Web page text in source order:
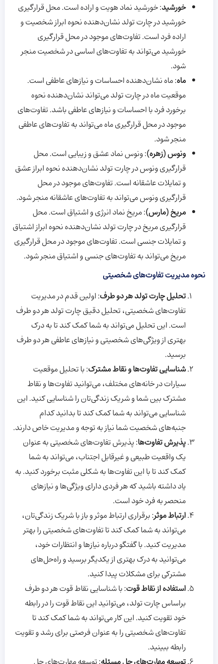
خورشید: خورشید نماد هویت و اراده است. محل قرارگیری
خورشید در چارت تولد نشان‌دهنده نحوه ابراز شخصیت و
اراده فرد است. تفاوت‌های موجود در محل قرارگیری
خورشید می‌تواند به تفاوت‌های اساسی در شخصیت منجر
شود.
ماه: ماه نشان‌دهنده احساسات و نیازهای عاطفی است.
موقعیت ماه در چارت تولد می‌تواند نشان‌دهنده نحوه
برخورد فرد با احساسات و نیازهای عاطفی باشد. تفاوت‌های
موجود در محل قرارگیری ماه می‌تواند به تفاوت‌های عاطفی
منجر شود.
ونوس (زهره): ونوس نماد عشق و زیبایی است. محل
قرارگیری ونوس در چارت تولد نشان‌دهنده نحوه ابراز عشق
و تمایلات عاشقانه است. تفاوت‌های موجود در محل
قرارگیری ونوس می‌تواند به تفاوت‌های عاشقانه منجر شود.
مریخ (مارس): مریخ نماد انرژی و اشتیاق است. محل
قرارگیری مریخ در چارت تولد نشان‌دهنده نحوه ابراز اشتیاق
و تمایلات جنسی است. تفاوت‌های موجود در محل قرارگیری
مریخ می‌تواند به تفاوت‌های جنسی و اشتیاق منجر شود.
نحوه مدیریت تفاوت‌های شخصیتی
تحلیل چارت تولد هر دو طرف: اولین قدم در مدیریت
تفاوت‌های شخصیتی، تحلیل دقیق چارت تولد هر دو طرف
است. این تحلیل می‌تواند به شما کمک کند تا به درک
بهتری از ویژگی‌های شخصیتی و نیازهای عاطفی هر دو طرف
برسید.
شناسایی تفاوت‌ها و نقاط مشترک: با تحلیل موقعیت
سیارات در خانه‌های مختلف، می‌توانید تفاوت‌ها و نقاط
مشترک بین شما و شریک زندگی‌تان را شناسایی کنید. این
شناسایی می‌تواند به شما کمک کند تا بدانید کدام
جنبه‌های شخصیت شما نیاز به توجه و مدیریت خاص دارند.
پذیرش تفاوت‌ها: پذیرش تفاوت‌های شخصیتی به عنوان
یک واقعیت طبیعی و غیرقابل اجتناب، می‌تواند به شما
کمک کند تا با این تفاوت‌ها به شکلی مثبت برخورد کنید. به
یاد داشته باشید که هر فردی دارای ویژگی‌ها و نیازهای
منحصر به فرد خود است.
ارتباط موثر: برقراری ارتباط موثر و باز با شریک زندگی‌تان،
می‌تواند به شما کمک کند تا تفاوت‌های شخصیتی را بهتر
مدیریت کنید. با گفتگو درباره نیازها و انتظارات خود،
می‌توانید به درک بهتری از یکدیگر برسید و راه‌حل‌های
مشترکی برای مشکلات پیدا کنید.
استفاده از نقاط قوت: با شناسایی نقاط قوت هر دو طرف
براساس چارت تولد، می‌توانید این نقاط قوت را در رابطه
خود تقویت کنید. این کار می‌تواند به شما کمک کند تا
تفاوت‌های شخصیتی را به عنوان فرصتی برای رشد و تقویت
رابطه ببینید.